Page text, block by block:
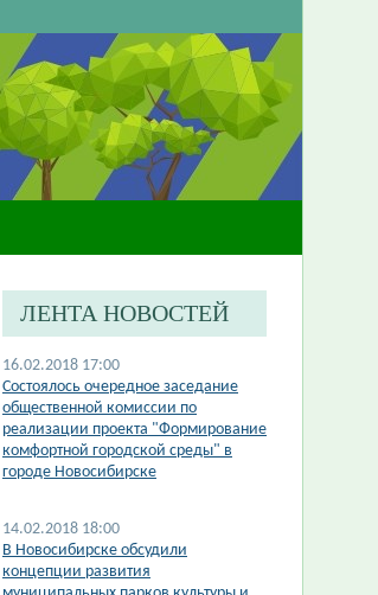
ЛЕНТА НОВОСТЕЙ
16.02.2018 17:00
Состоялось очередное заседание
общественной комиссии по
реализации проекта "Формирование
комфортной городской среды" в
городе Новосибирске
14.02.2018 18:00
В Новосибирске обсудили
концепции развития